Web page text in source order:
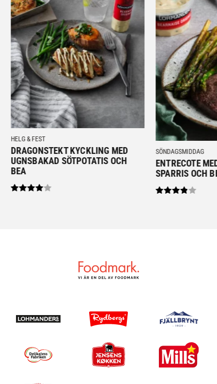
HELG & FEST
DRAGONSTEKT KYCKLING MED
UGNSBAKAD SÖTPOTATIS OCH
BEA
SÖNDAGSMIDDAG
ENTRECOTE
SPARRIS OCH